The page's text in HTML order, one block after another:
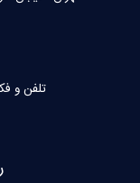
تلفن و فکس : (10